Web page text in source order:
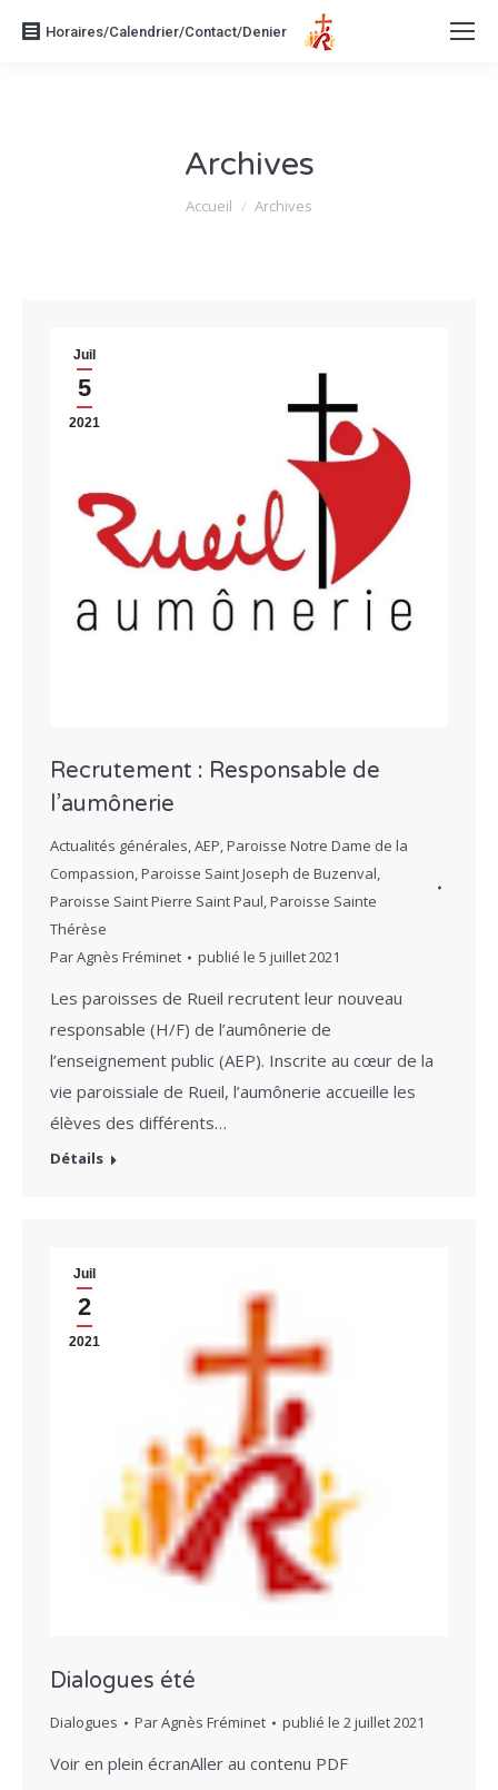
Horaires/Calendrier/Contact/Denier
Archives
Vous êtes ici :
Accueil Archives
Juil
5
2021
Recrutement : Responsable de
l’aumônerie
Actualités générales,AEP,Paroisse Notre Dame de la
Compassion,Paroisse Saint Joseph de Buzenval,
Paroisse Saint Pierre Saint Paul,Paroisse Sainte
Thérèse
ParAgnès Fréminet publié le 5 juillet 2021
Les paroisses de Rueil recrutent leur nouveau
responsable (H/F) de l’aumônerie de
l’enseignement public (AEP). Inscrite au cœur de la
vie paroissiale de Rueil, l’aumônerie accueille les
élèves des différents…
Détails
Juil
2
2021
Dialogues été
Dialogues ParAgnès Fréminet publié le 2 juillet 2021
Voir en plein écranAller au contenu PDF